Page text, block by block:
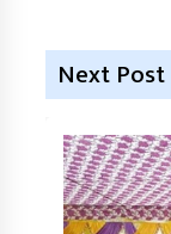
Next Post